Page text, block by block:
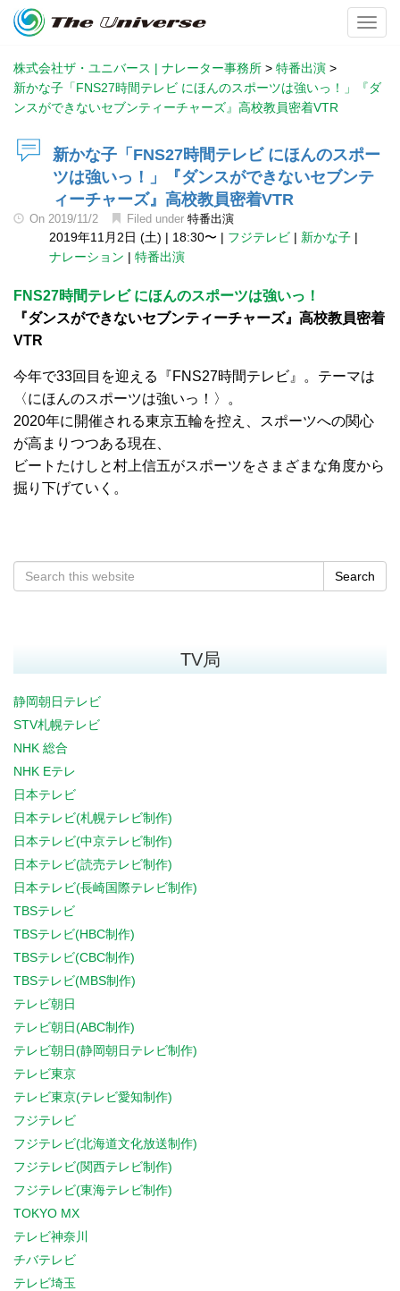
株式会社ザ・ユニバース | ナレーター事務所 > 特番出演 >
新かな子「FNS27時間テレビ にほんのスポーツは強いっ！」『ダ
ンスができないセブンティーチャーズ』高校教員密着VTR
新かな子「FNS27時間テレビ にほんのスポー
ツは強いっ！」『ダンスができないセブンテ
ィーチャーズ』高校教員密着VTR
On 2019/11/2 Filed under 特番出演
2019年11月2日 (土) | 18:30〜 | フジテレビ | 新かな子 |
ナレーション | 特番出演
FNS27時間テレビ にほんのスポーツは強いっ！
『ダンスができないセブンティーチャーズ』高校教員密着
VTR
今年で33回目を迎える『FNS27時間テレビ』。テーマは
〈にほんのスポーツは強いっ！〉。
2020年に開催される東京五輪を控え、スポーツへの関心
が高まりつつある現在、
ビートたけしと村上信五がスポーツをさまざまな角度から
掘り下げていく。
Search
TV局
静岡朝日テレビ
STV札幌テレビ
NHK 総合
NHK Eテレ
日本テレビ
日本テレビ(札幌テレビ制作)
日本テレビ(中京テレビ制作)
日本テレビ(読売テレビ制作)
日本テレビ(長崎国際テレビ制作)
TBSテレビ
TBSテレビ(HBC制作)
TBSテレビ(CBC制作)
TBSテレビ(MBS制作)
テレビ朝日
テレビ朝日(ABC制作)
テレビ朝日(静岡朝日テレビ制作)
テレビ東京
テレビ東京(テレビ愛知制作)
フジテレビ
フジテレビ(北海道文化放送制作)
フジテレビ(関西テレビ制作)
フジテレビ(東海テレビ制作)
TOKYO MX
テレビ神奈川
チバテレビ
テレビ埼玉